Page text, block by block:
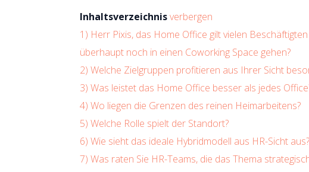
Inhaltsverzeichnis verbergen
1) Herr Pixis, das Home Office gilt vielen
überhaupt noch in einen Coworking Space gehen?
2) Welche Zielgruppen profitieren aus Ihrer Sicht
3) Was leistet das Home Office besser als jedes
4) Wo liegen die Grenzen des reinen Heimarbeitens?
5) Welche Rolle spielt der Standort?
6) Wie sieht das ideale Hybridmodell aus HR-Sicht aus?
7) Was raten Sie HR-Teams, die das Thema